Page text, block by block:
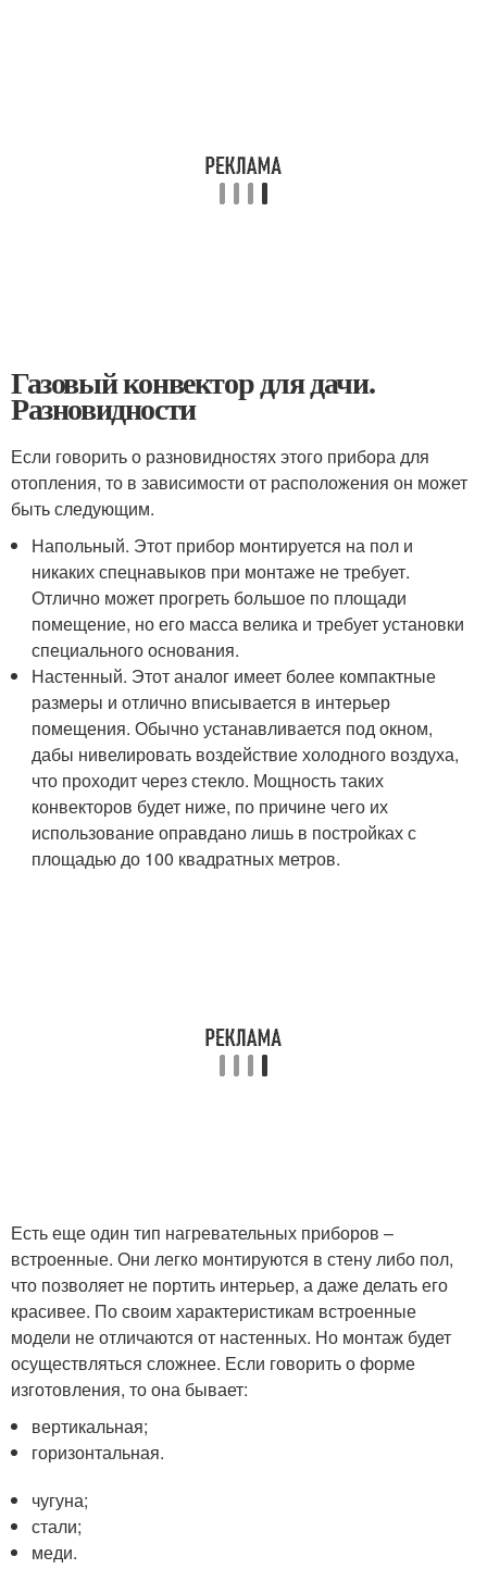
Газовый конвектор для дачи.
Разновидности
Если говорить о разновидностях этого прибора для
отопления, то в зависимости от расположения он может
быть следующим.
Напольный. Этот прибор монтируется на пол и
никаких спецнавыков при монтаже не требует.
Отлично может прогреть большое по площади
помещение, но его масса велика и требует установки
специального основания.
Настенный. Этот аналог имеет более компактные
размеры и отлично вписывается в интерьер
помещения. Обычно устанавливается под окном,
дабы нивелировать воздействие холодного воздуха,
что проходит через стекло. Мощность таких
конвекторов будет ниже, по причине чего их
использование оправдано лишь в постройках с
площадью до 100 квадратных метров.
Есть еще один тип нагревательных приборов –
встроенные. Они легко монтируются в стену либо пол,
что позволяет не портить интерьер, а даже делать его
красивее. По своим характеристикам встроенные
модели не отличаются от настенных. Но монтаж будет
осуществляться сложнее. Если говорить о форме
изготовления, то она бывает:
вертикальная;
горизонтальная.
чугуна;
стали;
меди.